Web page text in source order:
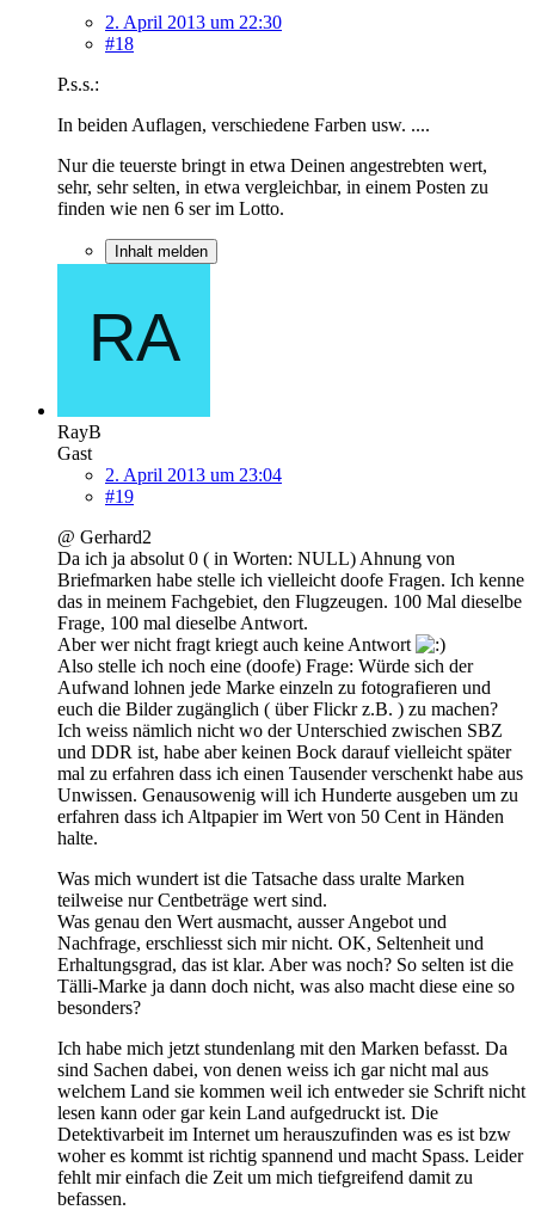
2. April 2013 um 22:30
#18
P.s.s.:
In beiden Auflagen, verschiedene Farben usw. ....
Nur die teuerste bringt in etwa Deinen angestrebten wert,
sehr, sehr selten, in etwa vergleichbar, in einem Posten zu
finden wie nen 6 ser im Lotto.
Inhalt melden
RayB
Gast
2. April 2013 um 23:04
#19
@ Gerhard2
Da ich ja absolut 0 ( in Worten: NULL) Ahnung von
Briefmarken habe stelle ich vielleicht doofe Fragen. Ich kenne
das in meinem Fachgebiet, den Flugzeugen. 100 Mal dieselbe
Frage, 100 mal dieselbe Antwort.
Aber wer nicht fragt kriegt auch keine Antwort
Also stelle ich noch eine (doofe) Frage: Würde sich der
Aufwand lohnen jede Marke einzeln zu fotografieren und
euch die Bilder zugänglich ( über Flickr z.B. ) zu machen?
Ich weiss nämlich nicht wo der Unterschied zwischen SBZ
und DDR ist, habe aber keinen Bock darauf vielleicht später
mal zu erfahren dass ich einen Tausender verschenkt habe aus
Unwissen. Genausowenig will ich Hunderte ausgeben um zu
erfahren dass ich Altpapier im Wert von 50 Cent in Händen
halte.
Was mich wundert ist die Tatsache dass uralte Marken
teilweise nur Centbeträge wert sind.
Was genau den Wert ausmacht, ausser Angebot und
Nachfrage, erschliesst sich mir nicht. OK, Seltenheit und
Erhaltungsgrad, das ist klar. Aber was noch? So selten ist die
Tälli-Marke ja dann doch nicht, was also macht diese eine so
besonders?
Ich habe mich jetzt stundenlang mit den Marken befasst. Da
sind Sachen dabei, von denen weiss ich gar nicht mal aus
welchem Land sie kommen weil ich entweder sie Schrift nicht
lesen kann oder gar kein Land aufgedruckt ist. Die
Detektivarbeit im Internet um herauszufinden was es ist bzw
woher es kommt ist richtig spannend und macht Spass. Leider
fehlt mir einfach die Zeit um mich tiefgreifend damit zu
befassen.